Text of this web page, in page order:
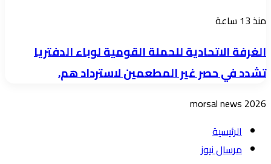
في
ود
احيمر
الطيب
تدشين
منصة
بيان
الرقمية.
الغرفة
للحملة
القومية
الدفتريا
تشدد
في
منذ 13 ساعة
الغرفة الاتحادية للحملة القومية لوباء الدفتريا
تشدد في حصر غير المطعمين لاسترداد هم.
morsal news 2026
الرئيسية
مرسال نيوز